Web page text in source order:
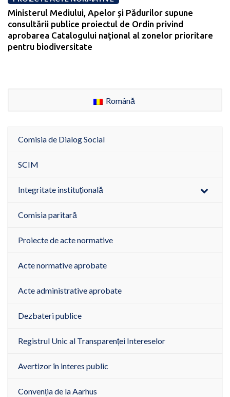
Ministerul Mediului, Apelor și Pădurilor supune
consultării publice proiectul de Ordin privind
aprobarea Catalogului naţional al zonelor prioritare
pentru biodiversitate
Română
Comisia de Dialog Social
SCIM
Integritate instituțională
Comisia paritară
Proiecte de acte normative
Acte normative aprobate
Acte administrative aprobate
Dezbateri publice
Registrul Unic al Transparenței Intereselor
Avertizor în interes public
Convenția de la Aarhus